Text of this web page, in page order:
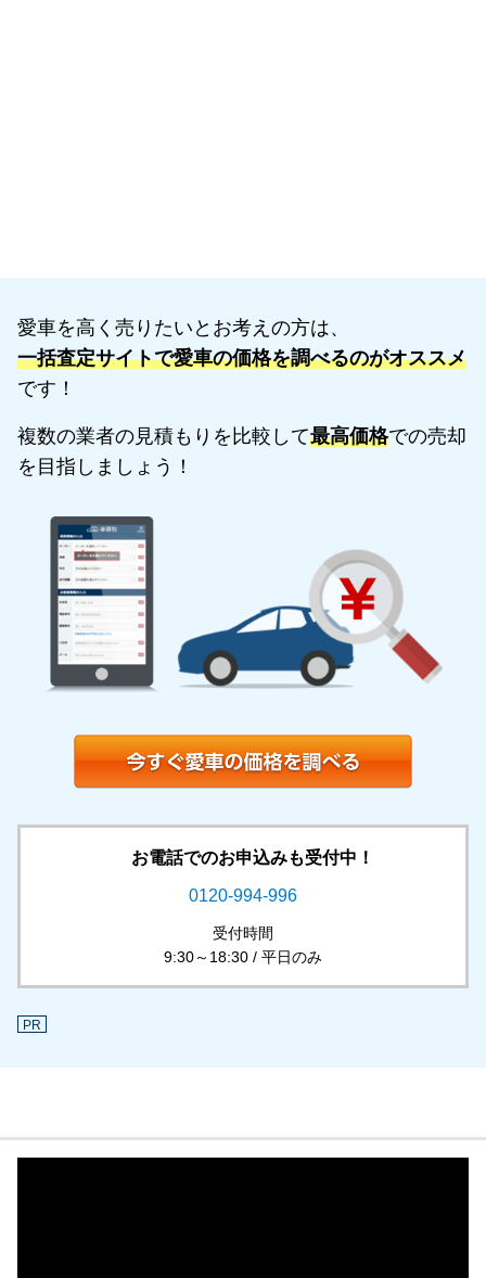
愛車を高く売りたいとお考えの方は、
一括査定サイトで愛車の価格を調べるのがオススメ
です！
複数の業者の見積もりを比較して最高価格での売却
を目指しましょう！
お電話でのお申込みも受付中！
0120-994-996
受付時間
9:30～18:30 / 平日のみ
PR